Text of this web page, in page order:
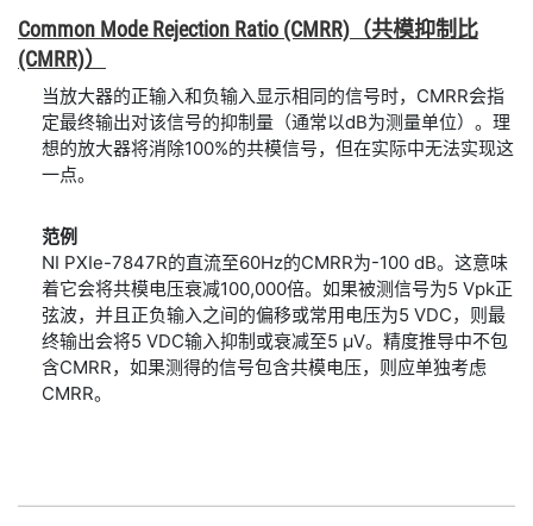
Common Mode Rejection Ratio (CMRR) （共模抑制 比
(CMRR)）
当放大器的正输入和负输入显示相同的信号时，CMRR会指
定最终输出对该信号的抑制量（通常以dB为测量单位）。理
想的放大器将消除100%的共模信号，但在实际中无法实现这
一点。
范例
NI PXIe-7847R的直流至60Hz的CMRR为-100 dB。这意味
着它会将共模电压衰减100,000倍。如果被测信号为5 Vpk正
弦波，并且正负输入之间的偏移或常用电压为5 VDC，则最
终输出会将5 VDC输入抑制或衰减至5 µV。精度推导中不包
含CMRR，如果测得的信号包含共模电压，则应单独考虑
CMRR。